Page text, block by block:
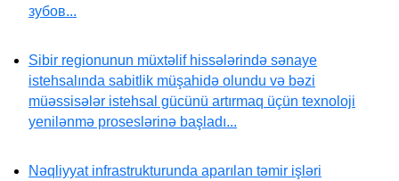
зубов...
Sibir regionunun müxtəlif hissələrində sənaye
istehsalında sabitlik müşahidə olundu və bəzi
müəssisələr istehsal gücünü artırmaq üçün texnoloji
yenilənmə proseslərinə başladı...
Nəqliyyat infrastrukturunda aparılan təmir işləri